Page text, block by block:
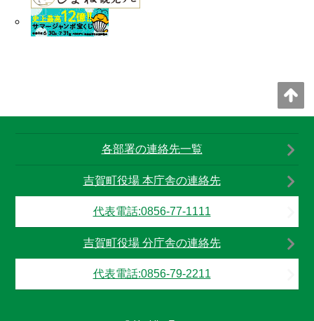
吉賀町地域公共交通計画（第2期）案 に対す
2025年08月18日
【医療対策課】よしかオータムセミナー2025参
加者募集中！
各部署の連絡先一覧
吉賀町役場 本庁舎の連絡先
代表電話:0856-77-1111
吉賀町役場 分庁舎の連絡先
代表電話:0856-79-2211